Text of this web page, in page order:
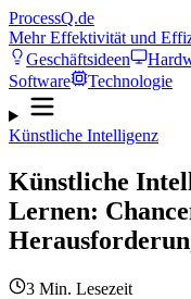
ProcessQ.de
Mehr Effektivität und
Geschäftsideen
Software
Technologie
Künstliche Intelligenz
Künstliche
Lernen:
3 Min. Lesezeit